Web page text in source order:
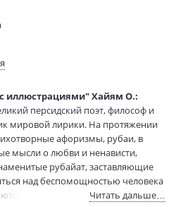
Н.
М.
переплет
32
иллюстрациями" Хайям О.:
персидский поэт, философ и
мировой лирики. На протяжении
афоризмы, рубаи, в
мысли о любви и ненависти,
рубайат, заставляющие
над беспомощностью человека
актуальны по сей день.Читать дальше…